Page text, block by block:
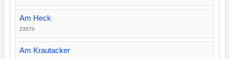
Am Heck
23570
Am Krautacker